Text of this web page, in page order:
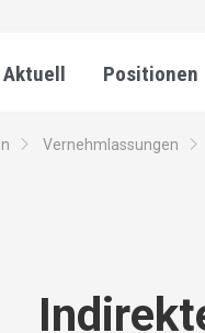
Aktuell Positionen
Vernehmlassungen